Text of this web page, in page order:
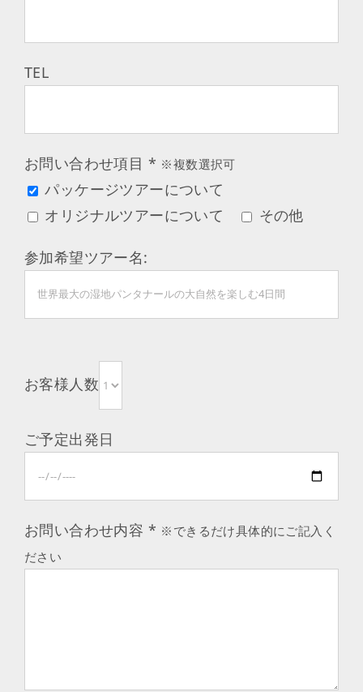
TEL
お問い合わせ項目 * ※複数選択可
パッケージツアーについて
オリジナルツアーについて
その他
参加希望ツアー名:
お客様人数
ご予定出発日
お問い合わせ内容 * ※できるだけ具体的にご記入く
ださい